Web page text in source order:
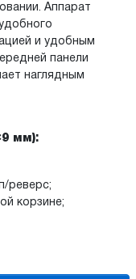
Аппарат
и удобным
панели
наглядным
мм):
реверс;
корзине;